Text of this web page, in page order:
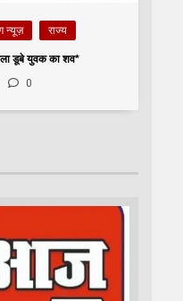
न्यूज़ राज्य
डूबे युवक का शव*
0